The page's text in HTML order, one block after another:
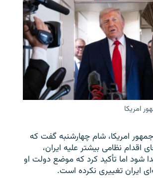
امریکا
امریکا، شام چهارشنبه گفت که
نظامی بیشتر علیه ایران،
شود اما تأکید کرد که موضع دولت او
ایران تغییری نکرده است.